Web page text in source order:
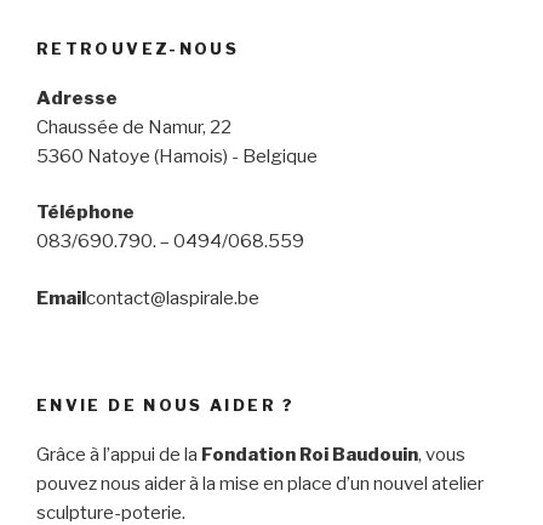
RETROUVEZ-NOUS
Adresse
Chaussée de Namur, 22
5360 Natoye (Hamois) - Belgique
Téléphone
083/690.790. – 0494/068.559
Emailcontact@laspirale.be
ENVIE DE NOUS AIDER ?
Grâce à l’appui de la Fondation Roi Baudouin, vous
pouvez nous aider à la mise en place d’un nouvel atelier
sculpture-poterie.